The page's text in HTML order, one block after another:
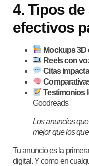
4. Tipos
efectivos
Mockups 3D
Reels con
Citas
Testimonios
Goodreads
Los anuncios
mejor que los
Tu anuncio es la
digital. Y como en